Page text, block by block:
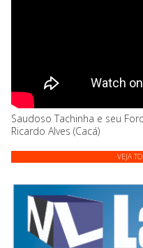
Saudoso Tachinha e seu
Ricardo Alves (Cacá)
VEJA